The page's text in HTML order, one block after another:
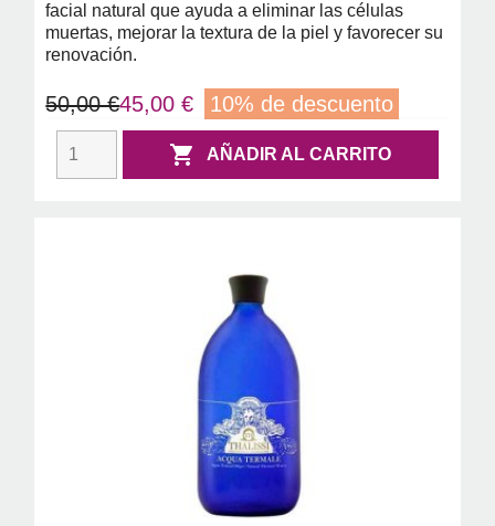
facial natural que ayuda a eliminar las células
muertas, mejorar la textura de la piel y favorecer su
renovación.
50,00 €45,00 € 10% de descuento
 AÑADIR AL CARRITO